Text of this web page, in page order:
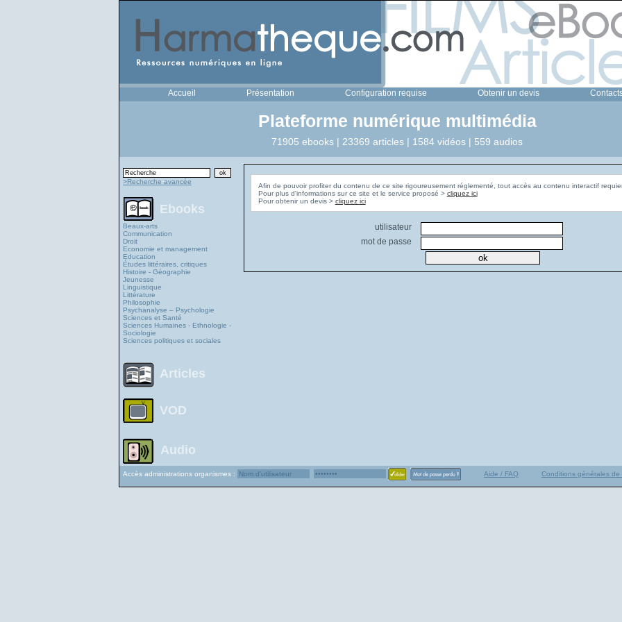
Accueil Présentation Configuration requise Obtenir un devis
Plateforme numérique multimédia
71905 ebooks | 23369 articles | 1584 vidéos | 559 audios
>Recherche avancée
Ebooks
Beaux-arts
Communication
Droit
Economie et management
Education
Études littéraires, critiques
Histoire - Géographie
Jeunesse
Linguistique
Littérature
Philosophie
Psychanalyse – Psychologie
Sciences et Santé
Sciences Humaines - Ethnologie -
Sociologie
Sciences politiques et sociales
Articles
VOD
Audio
Afin de pouvoir profiter du contenu de ce site rigoureusement réglementé, tout accès au contenu interactif
Pour plus d'informations sur ce site et le service proposé > cliquez ici
Pour obtenir un devis > cliquez ici
utilisateur
mot de passe
Accès administrations organismes : Aide / FAQ Conditions générales de